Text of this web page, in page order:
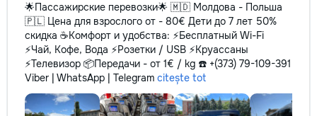
🌟Пассажирские перевозки🌟 🇲🇩 Молдова - Польша
🇵🇱 Цена для взрослого от - 80€ Дети до 7 лет 50%
скидка ☕️Комфорт и удобства: ⚡️Бесплатный Wi-Fi
⚡️Чай, Кофе, Вода ⚡️Розетки / USB ⚡️Круассаны
⚡️Телевизор 📦Передачи - от 1€ / kg ☎️ +(373) 79-109-391
Viber | WhatsApp | Telegram citește tot